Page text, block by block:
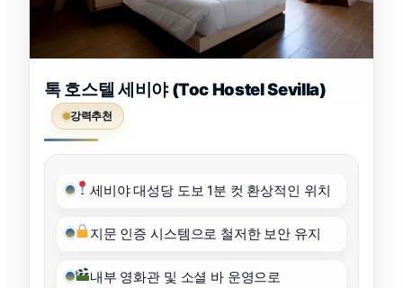
톡 호스텔 세비야 (Toc Hostel Sevilla)
강력추천
세비야 대성당 도보 1분 컷 환상적인 위치
지문 인증 시스템으로 철저한 보안 유지
내부 영화관 및 소셜 바 운영으로